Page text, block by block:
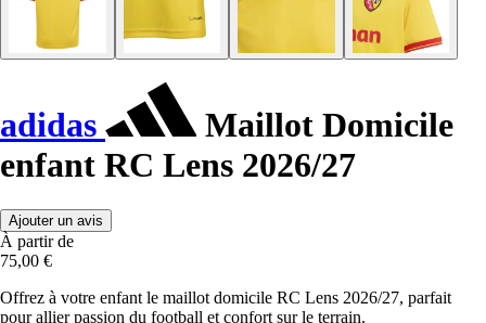
adidas
Maillot Domicile
enfant RC Lens 2026/27
Ajouter un avis
À partir de
75,00 €
Offrez à votre enfant le maillot domicile RC Lens 2026/27, parfait
pour allier passion du football et confort sur le terrain.